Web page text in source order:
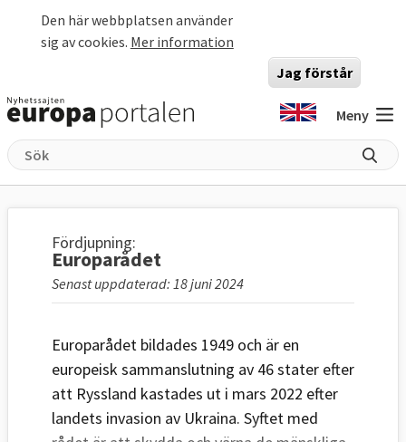
Den här webbplatsen använder
sig av cookies. Mer information
Jag förstår
Meny
Fördjupning:
Europarådet
Senast uppdaterad: 18 juni 2024
Europarådet bildades 1949 och är en
europeisk sammanslutning av 46 stater efter
att Ryssland kastades ut i mars 2022 efter
landets invasion av Ukraina. Syftet med